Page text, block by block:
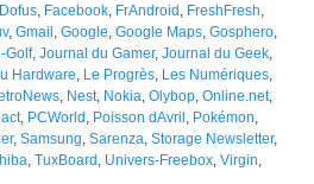
Dofus, Facebook, FrAndroid , FreshFresh,
, Gmail , Google, Google Maps, Gosphero,
Golf, Journal du Gamer, Journal du Geek,
Hardware, Le Progrès, Les Numériques,
, Nest, Nokia, Olybop, Online.net,
, PCWorld , Poisson dAvril , Pokémon,
, Samsung, Sarenza, Storage Newsletter,
, TuxBoard , Univers-Freebox, Virgin,